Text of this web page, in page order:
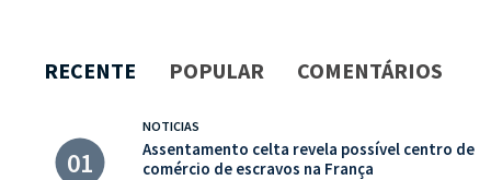
RECENTE POPULAR COMENTÁRIOS
NOTICIAS
Assentamento celta revela possível centro de
comércio de escravos na França